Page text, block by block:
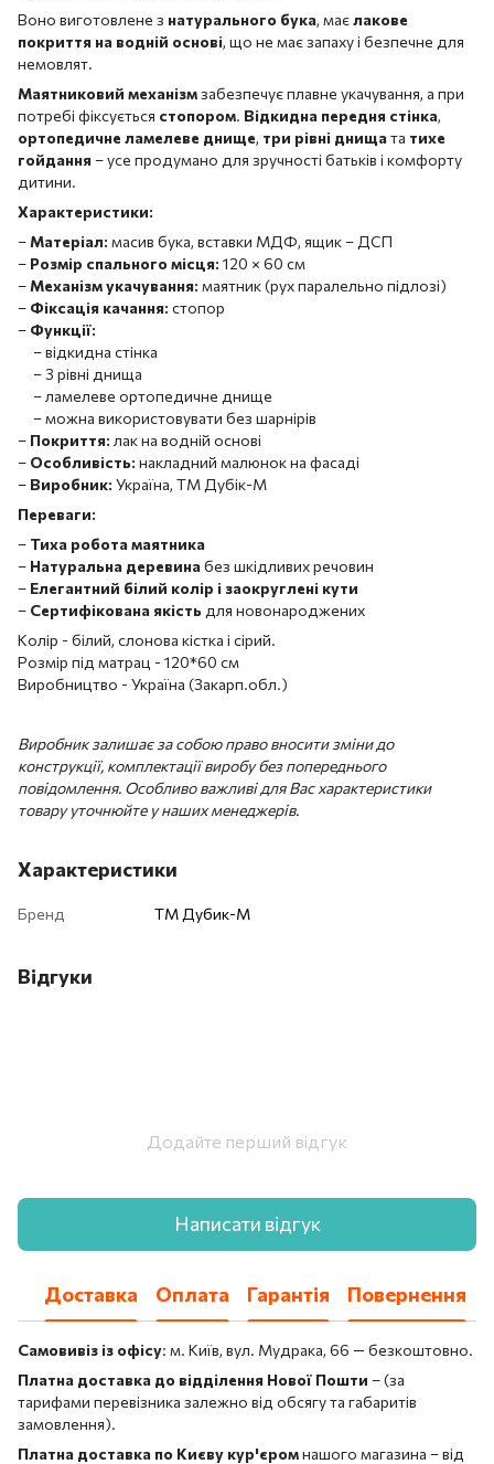
Воно виготовлене з натурального бука, маєлакове
покриття на водній основі, що не має запаху і безпечне для
немовлят.
Маятниковий механізмзабезпечує плавне укачування, а при
потребі фіксується стопором. Відкидна передня стінка,
ортопедичне ламелеве днище, три рівні днищата тихе
гойдання– усе продумано для зручності батьків і комфорту
дитини.
Характеристики:
– Матеріал: масив бука, вставки МДФ, ящик – ДСП
– Розмір спального місця: 120 × 60 см
– Механізм укачування: маятник (рух паралельно підлозі)
– Фіксація качання: стопор
– Функції:
– відкидна стінка
– 3 рівні днища
– ламелеве ортопедичне днище
– можна використовувати без шарнірів
– Покриття: лак на водній основі
– Особливість: накладний малюнок на фасаді
– Виробник: Україна, ТМ Дубік-М
Переваги:
– Тиха робота маятника
– Натуральна деревинабез шкідливих речовин
– Елегантний білий колір і заокруглені кути
– Сертифікована якість для новонароджених
Колір - білий, слонова кістка і сірий.
Розмір під матрац - 120*60 см
Виробництво - Україна (Закарп.обл.)
Виробник залишає за собою право вносити зміни до
конструкції, комплектації виробу без попереднього
повідомлення. Особливо важливі для Вас характеристики
товару уточнюйте у наших менеджерів.
Характеристики
Бренд ТМ Дубик-М
Відгуки
Додайте перший відгук
Написати відгук
Доставка Оплата Гарантія Повернення
Самовивіз із офісу: м. Київ, вул. Мудрака, 66 — безкоштовно.
Платна доставка до відділення Нової Пошти – (за
тарифами перевізника залежно від обсягу та габаритів
замовлення).
Платна доставка по Києву кур'єромнашого магазина – від